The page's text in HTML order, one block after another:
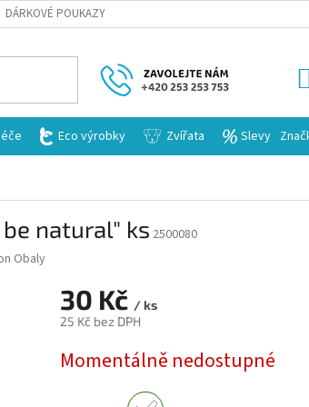
DÁRKOVÉ POUKAZY
Eco výrobky Zvířata Slevy
natural" ks 2500080
Obaly
30 Kč / ks
25 Kč bez DPH
cena:
Momentálně nedostupné